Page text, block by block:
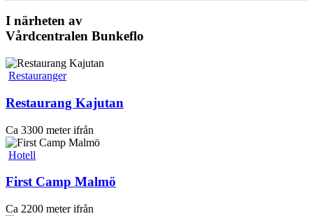
I närheten av
Vårdcentralen Bunkeflo
Restauranger
Restaurang Kajutan
Ca 3300 meter ifrån
Hotell
First Camp Malmö
Ca 2200 meter ifrån